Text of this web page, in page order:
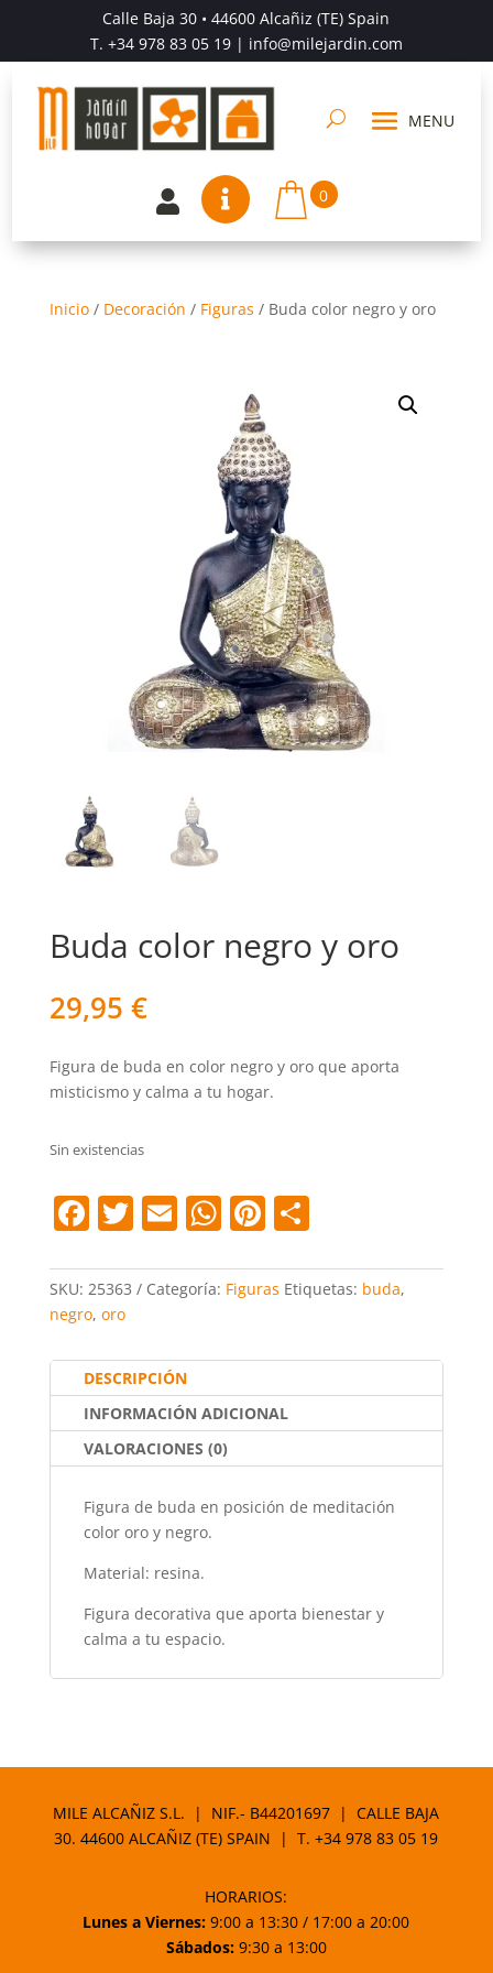
Calle Baja 30 • 44600 Alcañiz (TE) Spain
T. +34 978 83 05 19| info@milejardin.com
  0
Inicio/ Decoración / Figuras / Buda color negro y oro
Buda color negro y oro
29,95 €
Figura de buda en color negro y oro que aporta
misticismo y calma a tu hogar.
Sin existencias
F
c
e
b
o
o
k
T
itt
E
ai
W
at
A
p
p
Pi
er
st
C
m
ar
tir
SKU: 25363 Categoría: Figuras Etiquetas: buda,
negro, oro
DESCRIPCIÓN
INFORMACIÓN ADICIONAL
VALORACIONES (0)
Figura de buda en posición de meditación
color oro y negro.
Material: resina.
Figura decorativa que aporta bienestar y
calma a tu espacio.
MILE ALCAÑIZ S.L. | NIF.- B44201697 | CALLE BAJA
30. 44600 ALCAÑIZ (TE) SPAIN | T.+34 978 83 05 19
HORARIOS:
Lunes a Viernes: 9:00 a 13:30 / 17:00 a 20:00
Sábados:9:30 a 13:00